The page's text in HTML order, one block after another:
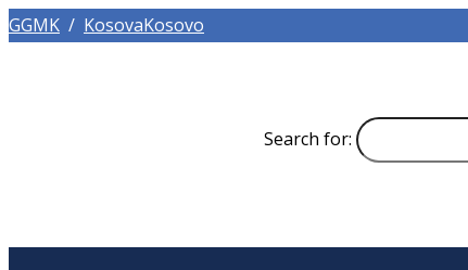
GGMK / KosovaKosovo
Search for: